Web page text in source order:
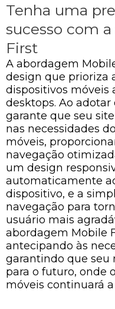
Tenha uma
sucesso com
First
A abordagem
design que prioriza
dispositivos móveis
desktops. Ao adotar
garante que seu
nas necessidades
móveis,
navegação
um design
automaticamente
dispositivo, e a
navegação para
usuário mais
abordagem Mobile
antecipando às
garantindo que seu
para o futuro, onde
móveis continuará a